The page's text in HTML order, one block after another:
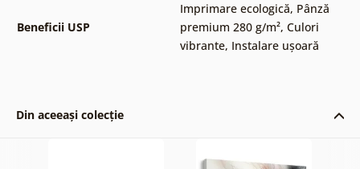
Beneficii USP
Imprimare ecologică, Pânză
premium 280 g/m², Culori
vibrante, Instalare ușoară
Din aceeași colecție